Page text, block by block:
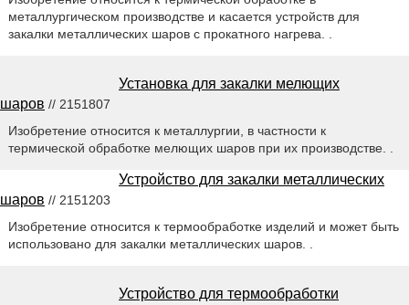
металлургическом производстве и касается устройств для
закалки металлических шаров с прокатного нагрева. .
Установка для закалки мелющих
шаров // 2151807
Изобретение относится к металлургии, в частности к
термической обработке мелющих шаров при их производстве. .
Устройство для закалки металлических
шаров // 2151203
Изобретение относится к термообработке изделий и может быть
использовано для закалки металлических шаров. .
Устройство для термообработки